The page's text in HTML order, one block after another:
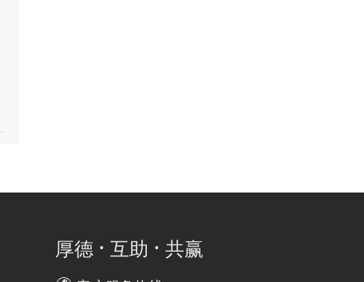
厚德 · 互助 · 共赢